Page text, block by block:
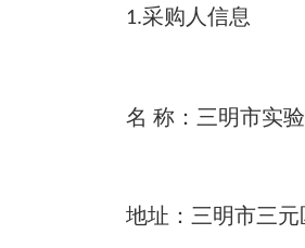
1.采购人信息
名 称：三明
地址：三明市三